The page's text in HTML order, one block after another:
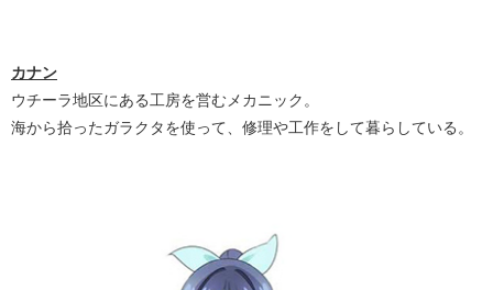
カナン
ウチーラ地区にある工房を営むメカニック。
海から拾ったガラクタを使って、修理や工作をして暮らしている。